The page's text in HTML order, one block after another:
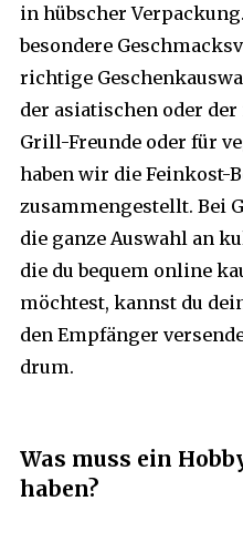
in hübscher
besondere
richtige
der asiatischen oder
Grill-Freunde oder für
haben wir die Feinkost-
zusammengestellt. Bei
die ganze Auswahl an
die du bequem online
möchtest, kannst du
den Empfänger
drum.
Was muss ein
haben?